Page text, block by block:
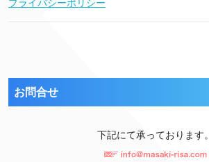
プライバシーポリシー
お問合せ
下記にて承っております。